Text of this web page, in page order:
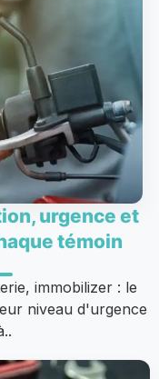
urgence et
témoin
immobilizer : le
niveau d'urgence